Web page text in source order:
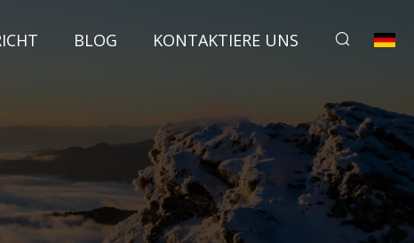
BLOG KONTAKTIERE UNS